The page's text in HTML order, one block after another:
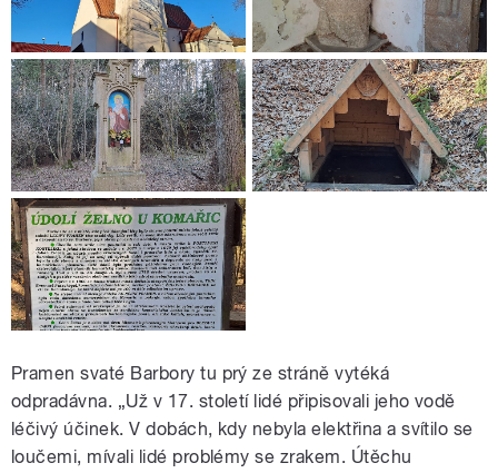
Pramen svaté Barbory tu prý ze stráně vytéká
odpradávna. „Už v 17. století lidé připisovali jeho vodě
léčivý účinek. V dobách, kdy nebyla elektřina a svítilo se
loučemi, mívali lidé problémy se zrakem. Útěchu